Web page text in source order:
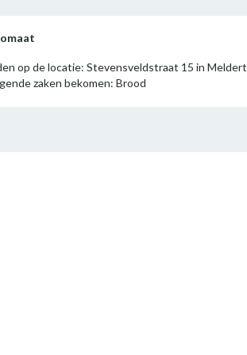
op de locatie: Stevensveldstraat 15 in Meldert
zaken bekomen: Brood